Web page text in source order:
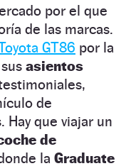
por el que
de las marcas.
GT86 por la
asientos
de
Hay que viajar un
de
la Graduate